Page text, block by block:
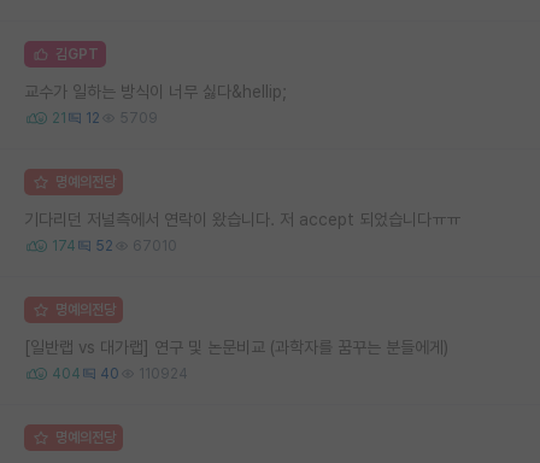
김GPT
교수가 일하는 방식이 너무 싫다&hellip;
21 12 5709
명예의전당
기다리던 저널측에서 연락이 왔습니다. 저 accept 되었습니다ㅠㅠ
174 52 67010
명예의전당
[일반랩 vs 대가랩] 연구 및 논문비교 (과학자를 꿈꾸는 분들에게)
404 40 110924
명예의전당